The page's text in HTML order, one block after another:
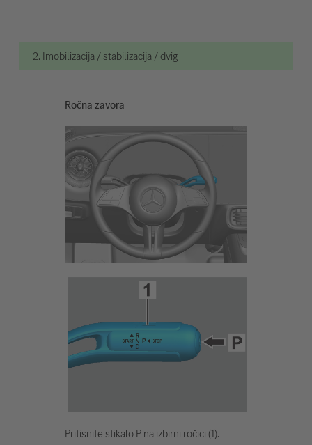
2. Imobilizacija / stabilizacija / dvig
Ročna zavora
Pritisnite stikalo P na izbirni ročici (1).